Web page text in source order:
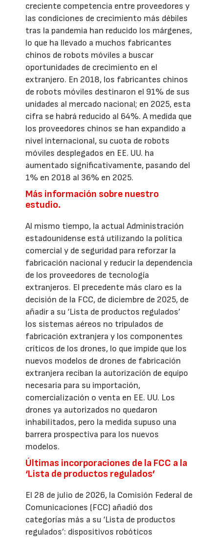
creciente competencia entre proveedores y
las condiciones de crecimiento más débiles
tras la pandemia han reducido los márgenes,
lo que ha llevado a muchos fabricantes
chinos de robots móviles a buscar
oportunidades de crecimiento en el
extranjero. En 2018, los fabricantes chinos
de robots móviles destinaron el 91% de sus
unidades al mercado nacional; en 2025, esta
cifra se habrá reducido al 64%. A medida que
los proveedores chinos se han expandido a
nivel internacional, su cuota de robots
móviles desplegados en EE. UU. ha
aumentado significativamente, pasando del
1% en 2018 al 36% en 2025.
Más información sobre nuestro
estudio.
Al mismo tiempo, la actual Administración
estadounidense está utilizando la política
comercial y de seguridad para reforzar la
fabricación nacional y reducir la dependencia
de los proveedores de tecnología
extranjeros. El precedente más claro es la
decisión de la FCC, de diciembre de 2025, de
añadir a su ‘Lista de productos regulados’
los sistemas aéreos no tripulados de
fabricación extranjera y los componentes
críticos de los drones, lo que impide que los
nuevos modelos de drones de fabricación
extranjera reciban la autorización de equipo
necesaria para su importación,
comercialización o venta en EE. UU. Los
drones ya autorizados no quedaron
inhabilitados, pero la medida supuso una
barrera prospectiva para los nuevos
modelos.
Últimas incorporaciones de la FCC a la
‘Lista de productos regulados’
El 28 de julio de 2026, la Comisión Federal de
Comunicaciones (FCC) añadió dos
categorías más a su ‘Lista de productos
regulados’: dispositivos robóticos